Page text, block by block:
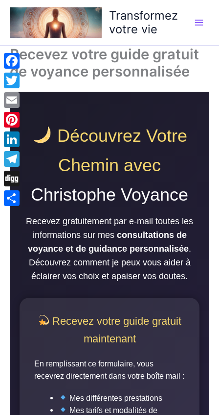
Aller
contenu
Transformez
votre vie
Recevez votre guide gratuit
de voyance personnalisée
Découvrez Votre
Chemin avec
Christophe Voyance
Recevez gratuitement par e-mail toutes les
informations sur mes consultations de
voyance et de guidance personnalisée.
Découvrez comment je peux vous aider à
éclairer vos choix et apaiser vos doutes.
Recevez votre guide gratuit
maintenant
En remplissant ce formulaire, vous
recevrez directement dans votre boîte mail :
Mes différentes prestations
Mes tarifs et modalités de
Facebook
Twitter
Email
Pinterest
LinkedIn
Telegram
Digg